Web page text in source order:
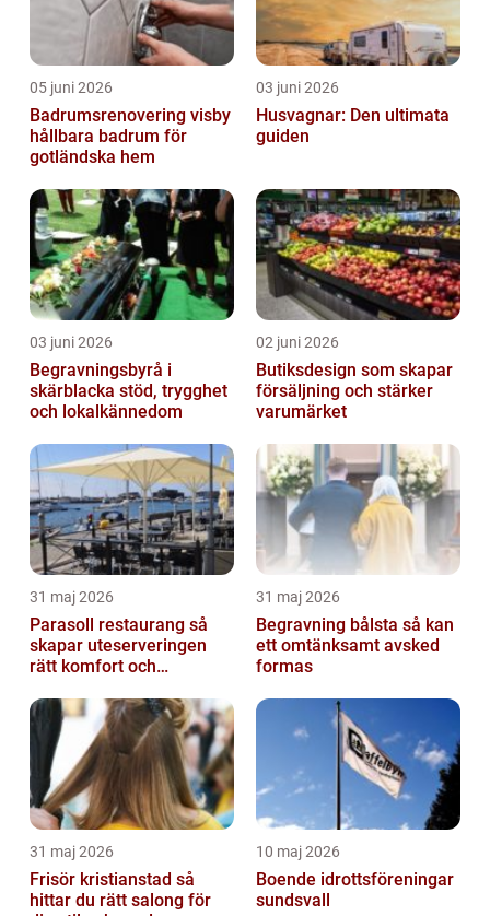
05 juni 2026
Badrumsrenovering visby
hållbara badrum för
gotländska hem
03 juni 2026
Husvagnar: Den ultimata
guiden
03 juni 2026
Begravningsbyrå i
skärblacka stöd, trygghet
och lokalkännedom
02 juni 2026
Butiksdesign som skapar
försäljning och stärker
varumärket
31 maj 2026
Parasoll restaurang så
skapar uteserveringen
rätt komfort och
31 maj 2026
Begravning bålsta så kan
ett omtänksamt avsked
formas
31 maj 2026
Frisör kristianstad så
hittar du rätt salong för
10 maj 2026
Boende idrottsföreningar
sundsvall